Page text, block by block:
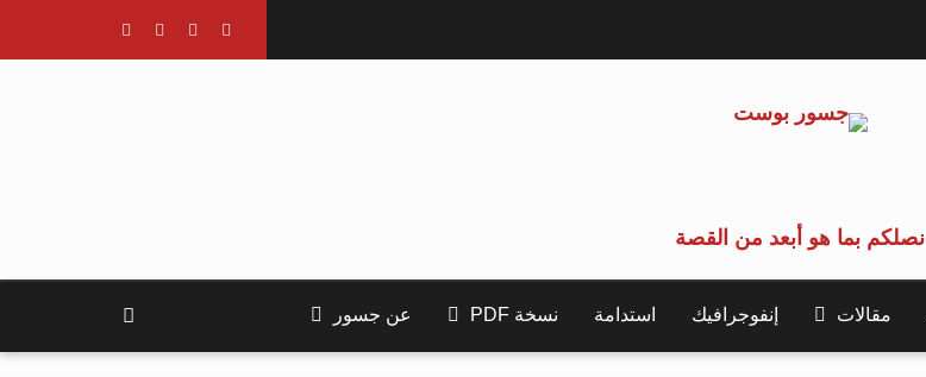
نصلكم بما هو أبعد من القصة
مقالات إنفوجرافيك استدامة نسخة PDF عن جسور